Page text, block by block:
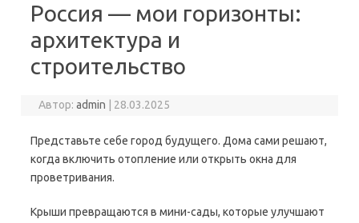
Россия — мои горизонты:
архитектура и
строительство
Автор:admin 28.03.2025
Представьте себе город будущего. Дома сами решают,
когда включить отопление или открыть окна для
проветривания.
Крыши превращаются в мини-сады, которые улучшают